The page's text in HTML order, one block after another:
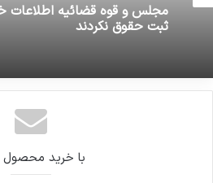
مجلس و قوه قضائیه اطلاعات
ثبت حقوق نکردند
با خرید محصول